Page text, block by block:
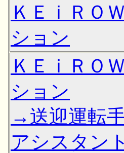
ＫＥｉＲＯ
ション
ＫＥｉＲＯ
ション
→送迎運転
アシスタント